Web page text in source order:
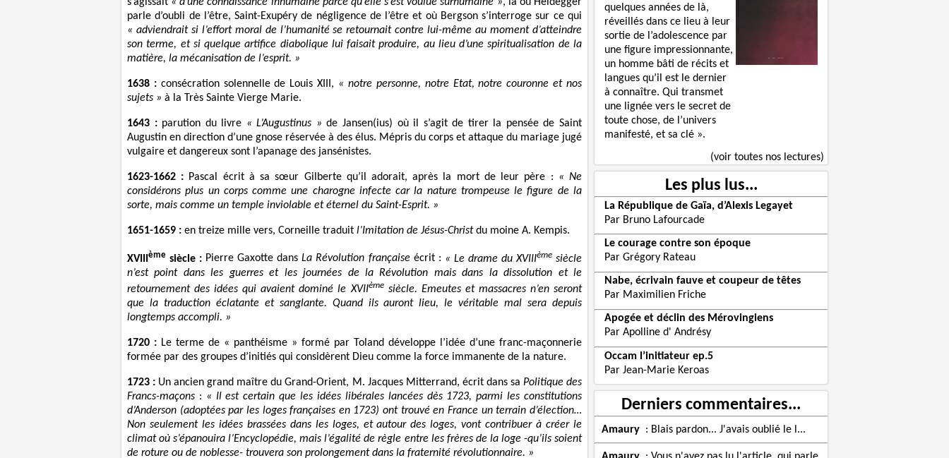
s’agissait « d’une connaissance inhumaine parce qu’elle s’est voulue surhumaine », là où Heidegger
parle d’oubli de l’être, Saint-Exupéry de négligence de l’être et où Bergson s’interroge sur ce qui
« adviendrait si l’effort moral de l’humanité se retournait contre lui-même au moment d’atteindre
son terme, et si quelque artifice diabolique lui faisait produire, au lieu d’une spiritualisation de la
matière, la mécanisation de l’esprit. »
1638 :consécration solennelle de Louis XIII, « notre personne, notre Etat, notre couronne et nos
sujets » à la Très Sainte Vierge Marie.
1643 :parution du livre « L’Augustinus » de Jansen(ius) où il s’agit de tirer la pensée de Saint
Augustin en direction d’une gnose réservée à des élus. Mépris du corps et attaque du mariage jugé
vulgaire et dangereux sont l’apanage des jansénistes.
1623-1662 : Pascal écrit à sa sœur Gilberte qu’il adorait, après la mort de leur père : « Ne
considérons plus un corps comme une charogne infecte car la nature trompeuse le figure de la
sorte, mais comme un temple inviolable et éternel du Saint-Esprit. »
1651-1659 : en treize mille vers, Corneille traduit l’Imitation de Jésus-Christdu moine A. Kempis.
XVIII ème siècle : Pierre Gaxotte dansLa Révolution françaiseécrit : « Le drame du XVIIIèmesiècle
n’est point dans les guerres et les journées de la Révolution mais dans la dissolution et le
retournement des idées qui avaient dominé le XVIIèmesiècle. Emeutes et massacres n’en seront
que la traduction éclatante et sanglante. Quand ils auront lieu, le véritable mal sera depuis
longtemps accompli. »
1720 : Le terme de « panthéisme » formé par Toland développe l’idée d’une franc-maçonnerie
formée par des groupes d’initiés qui considèrent Dieu comme la force immanente de la nature.
1723 : Un ancien grand maître du Grand-Orient, M. Jacques Mitterrand, écrit dans sa Politique des
Francs-maçons : « Il est certain que les idées libérales lancées dès 1723, parmi les constitutions
d’Anderson (adoptées par les loges françaises en 1723) ont trouvé en France un terrain d’élection…
Non seulement les idées brassées dans les loges, et autour des loges, vont contribuer à créer le
climat où s’épanouira l’Encyclopédie, mais l’égalité de règle entre les frères de la loge -qu’ils soient
de roture ou de noblesse- trouvera son prolongement dans la fraternité révolutionnaire. »
quelques années de là,
réveillés dans ce lieu à leur
sortie de l’adolescence par
une figure impressionnante,
un homme bâti de récits et
langues qu’il est le dernier
à connaître. Qui transmet
une lignée vers le secret de
toute chose, de l’univers
manifesté, et sa clé ».
(voir toutes nos lectures)
Les plus lus...
La République de Gaïa, d’Alexis Legayet
Par Bruno Lafourcade
Le courage contre son époque
Par Grégory Rateau
Nabe, écrivain fauve et coupeur de têtes
Par Maximilien Friche
Apogée et déclin des Mérovingiens
Par Apolline d' Andrésy
Occam l’initiateur ep.5
Par Jean-Marie Keroas
Derniers commentaires...
Amaury : Blais pardon... J'avais oublié le l...